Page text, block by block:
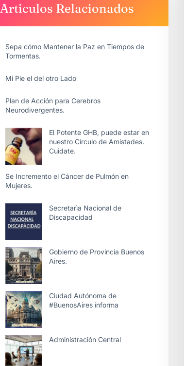
Articulos Relacionados
Sepa cómo Mantener la Paz en Tiempos de
Tormentas.
Mi Pie el del otro Lado
Plan de Acción para Cerebros
Neurodivergentes.
El Potente GHB, puede estar en
nuestro Círculo de Amistades.
Cuidate.
Se Incremento el Cáncer de Pulmón en
Mujeres.
Secretarìa Nacional de
Discapacidad
Gobierno de Provincia Buenos
Aires.
Ciudad Autónoma de
#BuenosAires informa
Administración Central